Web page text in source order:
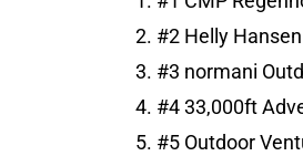
2. #2 Helly
3. #3 normani
4. #4 33,000ft
5. #5 Outdoor